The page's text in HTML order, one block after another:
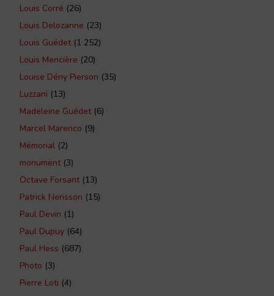
Louis Corré (26)
Louis Delozanne (23)
Louis Guédet(1 252)
Louis Mencière (20)
Louise Dény Pierson (35)
Luzzani (13)
Madeleine Guédet(6)
Marcel Marenco (9)
Mémorial (2)
monument(3)
Octave Forsant(13)
Patrick Nerisson (15)
Paul Devin (1)
Paul Dupuy (64)
Paul Hess (687)
Photo (3)
Pierre Loti (4)